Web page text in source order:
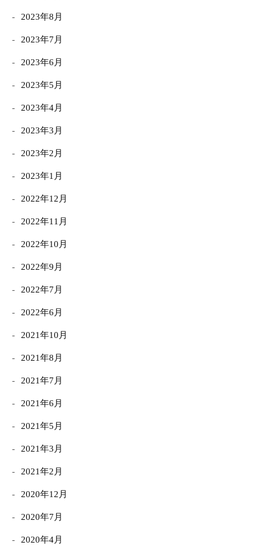
2023年8月
2023年7月
2023年6月
2023年5月
2023年4月
2023年3月
2023年2月
2023年1月
2022年12月
2022年11月
2022年10月
2022年9月
2022年7月
2022年6月
2021年10月
2021年8月
2021年7月
2021年6月
2021年5月
2021年3月
2021年2月
2020年12月
2020年7月
2020年4月